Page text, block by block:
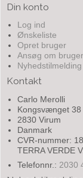
Din konto
Log ind
Ønskeliste
Opret bruger
Ansøg om
Nyhedstilmelding
Kontakt
Carlo Merolli
Kongsvænget 38
2830 Virum
Danmark
CVR-nummer:
TERRA VERDE
Telefonnr.: 2030